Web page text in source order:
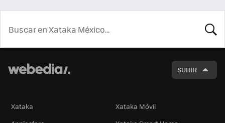
SUBIR
Xataka
Xataka Móvil